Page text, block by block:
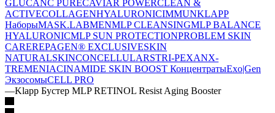
GLUCANC PURECAVIAR POWERCLEAN &
ACTIVECOLLAGENHYALURONICIMMUNKLAPP
НаборыMASK.LABMENMLP CLEANSINGMLP BALANCE
HYALURONICMLP SUN PROTECTIONPROBLEM SKIN
CAREREPAGEN® EXCLUSIVESKIN
NATURALSKINCONCELLULARSTRI-PEXANX-
TREMENIACINAMIDE SKIN BOOST КонцентратыExo|Gen
ЭкзосомыCELL PRO
—Klapp Бустер MLP RETINOL Resist Aging Booster